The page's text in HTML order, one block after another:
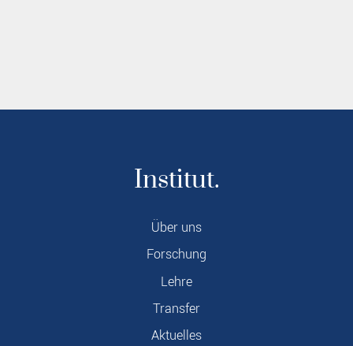
Institut.
Über uns
Forschung
Lehre
Transfer
Aktuelles